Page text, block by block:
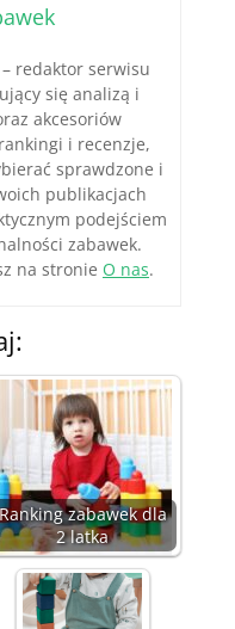
redaktor serwisu
się analizą i
akcesoriów
i recenzje,
sprawdzone i
publikacjach
podejściem
zabawek.
na stronie O nas.
zabawek dla
2 latka